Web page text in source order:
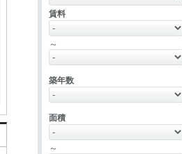
賃料
～
築年数
面積
～